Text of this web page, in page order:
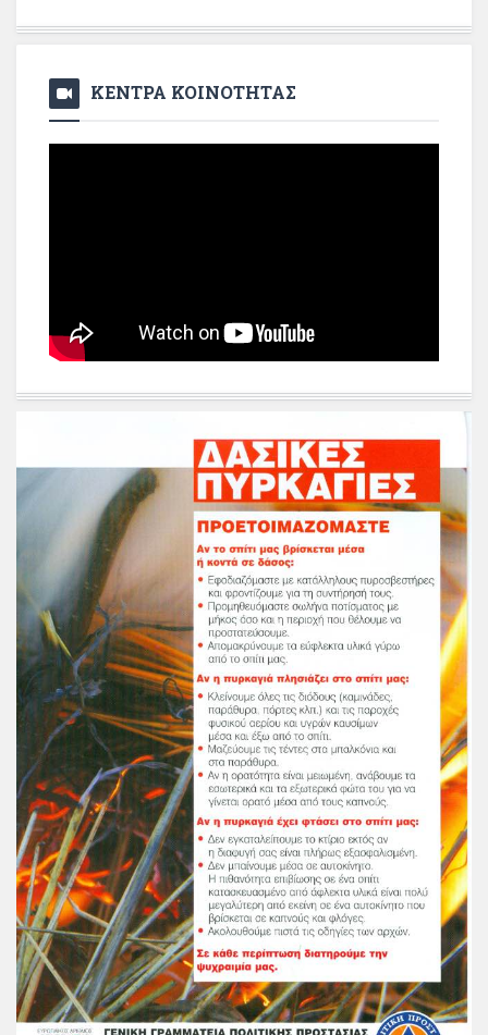
ΚΕΝΤΡΑ ΚΟΙΝΟΤΗΤΑΣ